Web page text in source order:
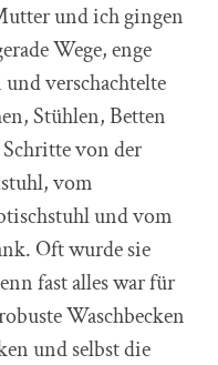
und ich gingen
Wege, enge
und verschachtelte
Stühlen, Betten
von der
vom
und vom
Oft wurde sie
fast alles war für
Waschbecken
und selbst die